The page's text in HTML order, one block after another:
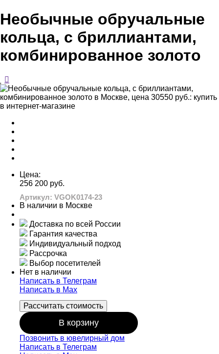
Необычные обручальные
кольца, с бриллиантами,
комбинированное золото
Цена:
256 200 руб.
Артикул: VGOK0174-23
В наличии в Москве
Доставка по всей России
Гарантия качества
Индивидуальный подход
Рассрочка
Выбор посетителей
Нет в наличии
Написать в Телеграм
Написать в Мах
Рассчитать стоимость
В корзину
Позвонить в ювелирный дом
Написать в Телеграм